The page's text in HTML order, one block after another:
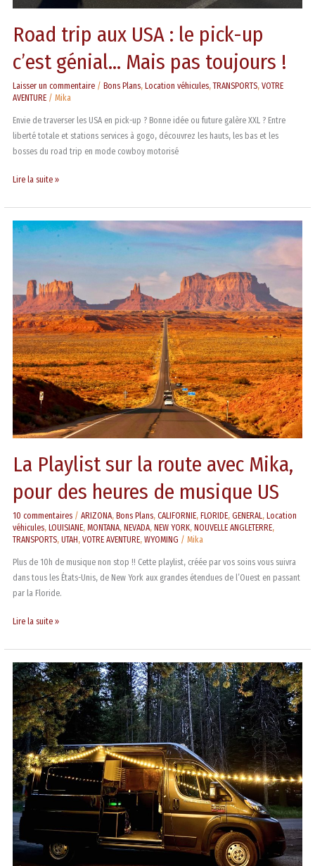
Road trip aux USA : le pick-up
c’est génial… Mais pas toujours !
Laisser un commentaire / Bons Plans, Location véhicules,TRANSPORTS,VOTRE
AVENTURE /Mika
Envie de traverser les USA en pick-up ? Bonne idée ou future galère XXL ? Entre
liberté totale et stations services à gogo, découvrez les hauts, les bas et les
bosses du road trip en mode cowboy motorisé
Lire la suite »
La Playlist sur la route avec Mika,
pour des heures de musique US
10 commentaires /ARIZONA, Bons Plans,CALIFORNIE, FLORIDE,GENERAL, Location
véhicules, LOUISIANE,MONTANA, NEVADA, NEW YORK, NOUVELLE ANGLETERRE,
TRANSPORTS,UTAH ,VOTRE AVENTURE,WYOMING /Mika
Plus de 10h de musique non stop !! Cette playlist, créée par vos soins vous suivra
dans tous les États-Unis, de New York aux grandes étendues de l’Ouest en passant
par la Floride.
La
Playlist
route
avec
Mika,
pour
des
heures
de
musique
US
Lire la suite »
L’Ouest
Américain
en
van,
pour
une
aventure
au
coeur
de
la
nature